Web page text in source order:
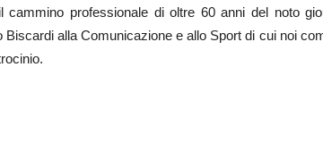
cammino professionale di oltre 60 anni del noto
Biscardi alla Comunicazione e allo Sport di cui noi